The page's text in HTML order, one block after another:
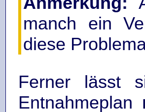
manch ein
diese
Ferner lässt
Entnahmeplan